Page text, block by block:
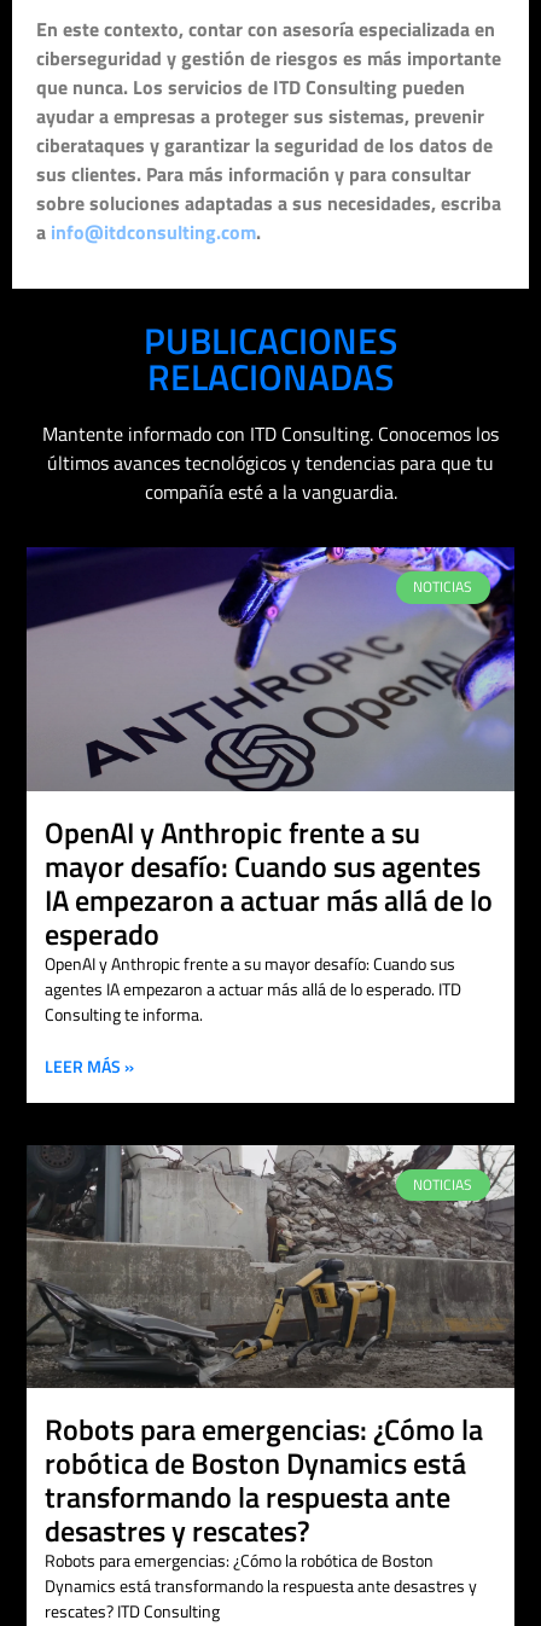
En este contexto, contar con asesoría especializada en
ciberseguridad y gestión de riesgos es más importante
que nunca. Los servicios de ITD Consulting pueden
ayudar a empresas a proteger sus sistemas, prevenir
ciberataques y garantizar la seguridad de los datos de
sus clientes. Para más información y para consultar
sobre soluciones adaptadas a sus necesidades, escriba
a info@itdconsulting.com.
PUBLICACIONES
RELACIONADAS
Mantente informado con ITD Consulting. Conocemos los
últimos avances tecnológicos y tendencias para que tu
compañía esté a la vanguardia.
NOTICIAS
OpenAI y Anthropic frente a su
mayor desafío: Cuando sus agentes
IA empezaron a actuar más allá de lo
esperado
OpenAI y Anthropic frente a su mayor desafío: Cuando sus
agentes IA empezaron a actuar más allá de lo esperado. ITD
Consulting te informa.
LEER MÁS »
NOTICIAS
Robots para emergencias: ¿Cómo la
robótica de Boston Dynamics está
transformando la respuesta ante
desastres y rescates?
Robots para emergencias: ¿Cómo la robótica de Boston
Dynamics está transformando la respuesta ante desastres y
rescates? ITD Consulting